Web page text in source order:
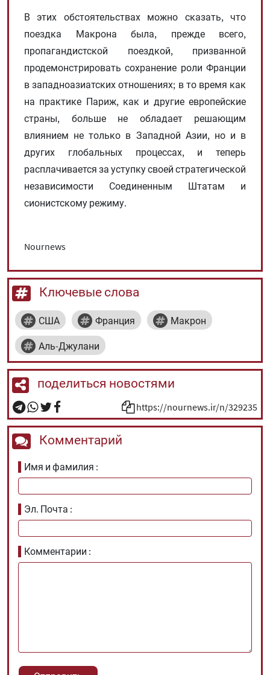
В этих обстоятельствах можно сказать, что
поездка Макрона была, прежде всего,
пропагандистской поездкой, призванной
продемонстрировать сохранение роли Франции
в западноазиатских отношениях; в то время как
на практике Париж, как и другие европейские
страны, больше не обладает решающим
влиянием не только в Западной Азии, но и в
других глобальных процессах, и теперь
расплачивается за уступку своей стратегической
независимости Соединенным Штатам и
сионистскому режиму.
Nournews
Ключевые слова
США Франция Макрон
Аль-Джулани
поделиться новостями
https://nournews.ir/n/329235
Комментарий
Имя и фамилия
Эл. Почта
Комментарии